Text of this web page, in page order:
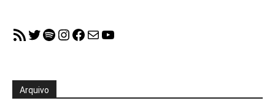
RSS FeedTwitter
Spotify
Instagram
Facebook
MailYouTube
Arquivo